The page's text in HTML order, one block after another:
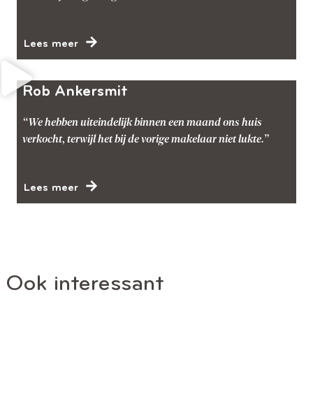
Lees meer
Rob Ankersmit
“We hebben uiteindelijk binnen een maand ons huis
verkocht, terwijl het bij de vorige makelaar niet lukte.”
Lees meer
Ook interessant